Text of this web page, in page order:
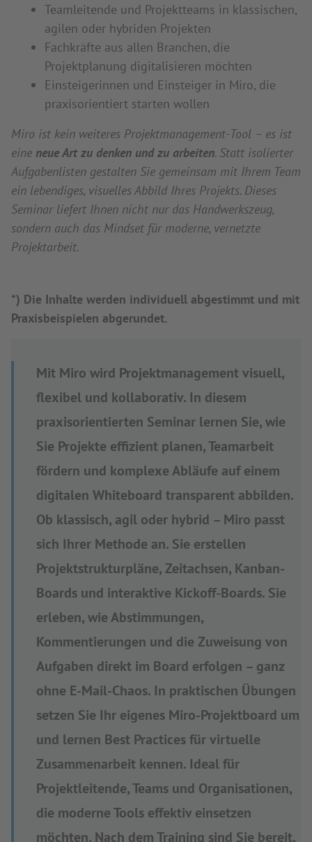
Teamleitende und Projektteams in klassischen,
agilen oder hybriden Projekten
Fachkräfte aus allen Branchen, die
Projektplanung digitalisieren möchten
Einsteigerinnen und Einsteiger in Miro, die
praxisorientiert starten wollen
Miro ist kein weiteres Projektmanagement-Tool – es ist
eine neue Art zu denken und zu arbeiten. Statt isolierter
Aufgabenlisten gestalten Sie gemeinsam mit Ihrem Team
ein lebendiges, visuelles Abbild Ihres Projekts. Dieses
Seminar liefert Ihnen nicht nur das Handwerkszeug,
sondern auch das Mindset für moderne, vernetzte
Projektarbeit.
*) Die Inhalte werden individuell abgestimmt und mit
Praxisbeispielen abgerundet.
Mit Miro wird Projektmanagement visuell,
flexibel und kollaborativ. In diesem
praxisorientierten Seminar lernen Sie, wie
Sie Projekte effizient planen, Teamarbeit
fördern und komplexe Abläufe auf einem
digitalen Whiteboard transparent abbilden.
Ob klassisch, agil oder hybrid – Miro passt
sich Ihrer Methode an. Sie erstellen
Projektstrukturpläne, Zeitachsen, Kanban-
Boards und interaktive Kickoff-Boards. Sie
erleben, wie Abstimmungen,
Kommentierungen und die Zuweisung von
Aufgaben direkt im Board erfolgen – ganz
ohne E-Mail-Chaos. In praktischen Übungen
setzen Sie Ihr eigenes Miro-Projektboard um
und lernen Best Practices für virtuelle
Zusammenarbeit kennen. Ideal für
Projektleitende, Teams und Organisationen,
die moderne Tools effektiv einsetzen
möchten. Nach dem Training sind Sie bereit,